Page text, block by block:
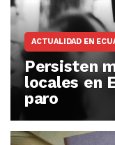
ACTUALIDAD EN
Persisten
locales en
paro